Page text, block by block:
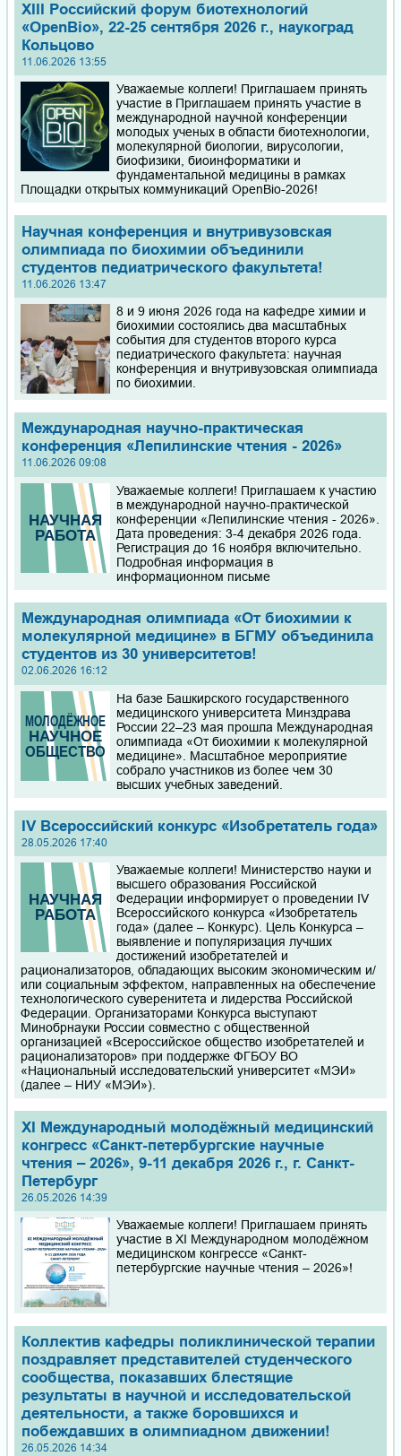
XIII Российский форум биотехнологий
«OpenBio», 22-25 сентября 2026 г., наукоград
Кольцово
11.06.2026 13:55
Уважаемые коллеги! Приглашаем принять
участие в Приглашаем принять участие в
международной научной конференции
молодых ученых в области биотехнологии,
молекулярной биологии, вирусологии,
биофизики, биоинформатики и
фундаментальной медицины в рамках
Площадки открытых коммуникаций OpenBio-2026!
Научная конференция и внутривузовская
олимпиада по биохимии объединили
студентов педиатрического факультета!
11.06.2026 13:47
8 и 9 июня 2026 года на кафедре химии и
биохимии состоялись два масштабных
события для студентов второго курса
педиатрического факультета: научная
конференция и внутривузовская олимпиада
по биохимии.
Международная научно-практическая
конференция «Лепилинские чтения - 2026»
11.06.2026 09:08
Уважаемые коллеги! Приглашаем к участию
в международной научно-практической
конференции «Лепилинские чтения - 2026».
Дата проведения: 3-4 декабря 2026 года.
Регистрация до 16 ноября включительно.
Подробная информация в
информационном письме
Международная олимпиада «От биохимии к
молекулярной медицине» в БГМУ объединила
студентов из 30 университетов!
02.06.2026 16:12
На базе Башкирского государственного
медицинского университета Минздрава
России 22–23 мая прошла Международная
олимпиада «От биохимии к молекулярной
медицине». Масштабное мероприятие
собрало участников из более чем 30
высших учебных заведений.
IV Всероссийский конкурс «Изобретатель года»
28.05.2026 17:40
Уважаемые коллеги! Министерство науки и
высшего образования Российской
Федерации информирует о проведении IV
Всероссийского конкурса «Изобретатель
года» (далее – Конкурс). Цель Конкурса –
выявление и популяризация лучших
достижений изобретателей и
рационализаторов, обладающих высоким экономическим и/
или социальным эффектом, направленных на обеспечение
технологического суверенитета и лидерства Российской
Федерации. Организаторами Конкурса выступают
Минобрнауки России совместно с общественной
организацией «Всероссийское общество изобретателей и
рационализаторов» при поддержке ФГБОУ ВО
«Национальный исследовательский университет «МЭИ»
(далее – НИУ «МЭИ»).
XI Международный молодёжный медицинский
конгресс «Санкт-петербургские научные
чтения – 2026», 9-11 декабря 2026 г., г. Санкт-
Петербург
26.05.2026 14:39
Уважаемые коллеги! Приглашаем принять
участие в XI Международном молодёжном
медицинском конгрессе «Санкт-
петербургские научные чтения – 2026»!
Коллектив кафедры поликлинической терапии
поздравляет представителей студенческого
сообщества, показавших блестящие
результаты в научной и исследовательской
деятельности, а также боровшихся и
побеждавших в олимпиадном движении!
26.05.2026 14:34